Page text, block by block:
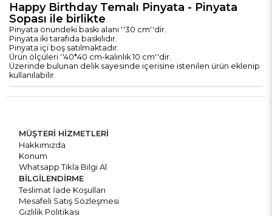
Happy Birthday Temalı Pinyata - Pinyata
Sopası ile birlikte
Pinyata önündeki baskı alanı ''30 cm''dir.
Pinyata iki tarafıda baskılıdır.
Pinyata içi boş satılmaktadır.
Ürün ölçüleri ''40*40 cm-kalınlık 10 cm''dir.
Üzerinde bulunan delik sayesinde içerisine istenilen ürün eklenip
kullanılabilir.
MÜŞTERİ HİZMETLERİ
Hakkımızda
Konum
Whatsapp Tıkla Bilgi Al
BİLGİLENDİRME
Teslimat İade Koşulları
Mesafeli Satış Sözleşmesi
Gizlilik Politikası